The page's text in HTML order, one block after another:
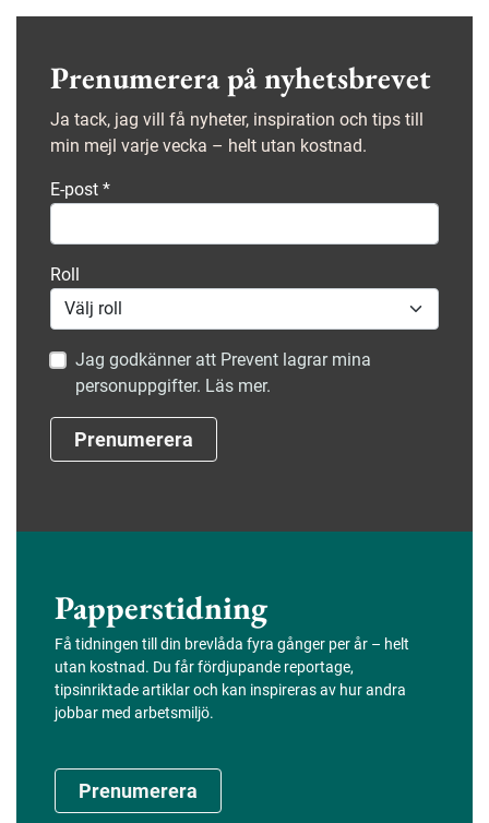
och har en bra balans mellan krav och resurser löper
utanför jobbet är tufft. Det visar årets upplaga av
Jobbhälsorapporten.
Prenumerera på nyhetsbrevet
Ja tack, jag vill få nyheter, inspiration och tips till
min mejl varje vecka – helt utan kostnad.
E-post *
Roll
Jag godkänner att Prevent lagrar mina
personuppgifter. Läs mer.
Prenumerera
Papperstidning
Få tidningen till din brevlåda fyra gånger per år – helt
utan kostnad. Du får fördjupande reportage,
tipsinriktade artiklar och kan inspireras av hur andra
jobbar med arbetsmiljö.
Prenumerera